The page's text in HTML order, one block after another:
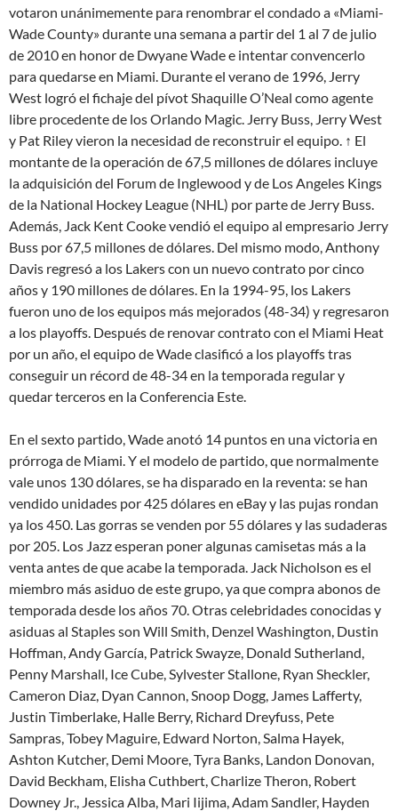
votaron unánimemente para renombrar el condado a «Miami-
Wade County» durante una semana a partir del 1 al 7 de julio
de 2010 en honor de Dwyane Wade e intentar convencerlo
para quedarse en Miami. Durante el verano de 1996, Jerry
West logró el fichaje del pívot Shaquille O’Neal como agente
libre procedente de los Orlando Magic. Jerry Buss, Jerry West
y Pat Riley vieron la necesidad de reconstruir el equipo. ↑ El
montante de la operación de 67,5 millones de dólares incluye
la adquisición del Forum de Inglewood y de Los Angeles Kings
de la National Hockey League (NHL) por parte de Jerry Buss.
Además, Jack Kent Cooke vendió el equipo al empresario Jerry
Buss por 67,5 millones de dólares. Del mismo modo, Anthony
Davis regresó a los Lakers con un nuevo contrato por cinco
años y 190 millones de dólares. En la 1994-95, los Lakers
fueron uno de los equipos más mejorados (48-34) y regresaron
a los playoffs. Después de renovar contrato con el Miami Heat
por un año, el equipo de Wade clasificó a los playoffs tras
conseguir un récord de 48-34 en la temporada regular y
quedar terceros en la Conferencia Este.
En el sexto partido, Wade anotó 14 puntos en una victoria en
prórroga de Miami. Y el modelo de partido, que normalmente
vale unos 130 dólares, se ha disparado en la reventa: se han
vendido unidades por 425 dólares en eBay y las pujas rondan
ya los 450. Las gorras se venden por 55 dólares y las sudaderas
por 205. Los Jazz esperan poner algunas camisetas más a la
venta antes de que acabe la temporada. Jack Nicholson es el
miembro más asiduo de este grupo, ya que compra abonos de
temporada desde los años 70. Otras celebridades conocidas y
asiduas al Staples son Will Smith, Denzel Washington, Dustin
Hoffman, Andy García, Patrick Swayze, Donald Sutherland,
Penny Marshall, Ice Cube, Sylvester Stallone, Ryan Sheckler,
Cameron Diaz, Dyan Cannon, Snoop Dogg, James Lafferty,
Justin Timberlake, Halle Berry, Richard Dreyfuss, Pete
Sampras, Tobey Maguire, Edward Norton, Salma Hayek,
Ashton Kutcher, Demi Moore, Tyra Banks, Landon Donovan,
David Beckham, Elisha Cuthbert, Charlize Theron, Robert
Downey Jr., Jessica Alba, Mari Iijima, Adam Sandler, Hayden